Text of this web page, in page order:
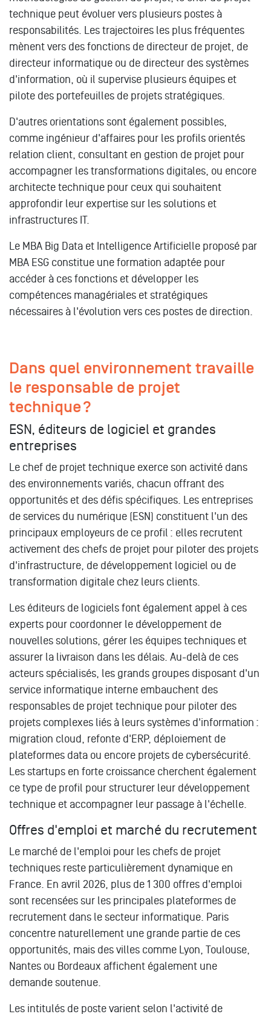
technique peut évoluer vers plusieurs postes à
responsabilités. Les trajectoires les plus fréquentes
mènent vers des fonctions de directeur de projet, de
directeur informatique ou de directeur des systèmes
d'information, où il supervise plusieurs équipes et
pilote des portefeuilles de projets stratégiques.
D'autres orientations sont également possibles,
comme ingénieur d'affaires pour les profils orientés
relation client, consultant en gestion de projet pour
accompagner les transformations digitales, ou encore
architecte technique pour ceux qui souhaitent
approfondir leur expertise sur les solutions et
infrastructures IT.
Le MBA Big Data et Intelligence Artificielle proposé par
MBA ESG constitue une formation adaptée pour
accéder à ces fonctions et développer les
compétences managériales et stratégiques
nécessaires à l'évolution vers ces postes de direction.
Dans quel environnement travaille
le responsable de projet
technique ?
ESN, éditeurs de logiciel et grandes
entreprises
Le chef de projet technique exerce son activité dans
des environnements variés, chacun offrant des
opportunités et des défis spécifiques. Les entreprises
de services du numérique (ESN) constituent l'un des
principaux employeurs de ce profil : elles recrutent
activement des chefs de projet pour piloter des projets
d'infrastructure, de développement logiciel ou de
transformation digitale chez leurs clients.
Les éditeurs de logiciels font également appel à ces
experts pour coordonner le développement de
nouvelles solutions, gérer les équipes techniques et
assurer la livraison dans les délais. Au-delà de ces
acteurs spécialisés, les grands groupes disposant d'un
service informatique interne embauchent des
responsables de projet technique pour piloter des
projets complexes liés à leurs systèmes d'information :
migration cloud, refonte d'ERP, déploiement de
plateformes data ou encore projets de cybersécurité.
Les startups en forte croissance cherchent également
ce type de profil pour structurer leur développement
technique et accompagner leur passage à l'échelle.
Offres d'emploi et marché du recrutement
Le marché de l'emploi pour les chefs de projet
techniques reste particulièrement dynamique en
France. En avril 2026, plus de 1 300 offres d'emploi
sont recensées sur les principales plateformes de
recrutement dans le secteur informatique. Paris
concentre naturellement une grande partie de ces
opportunités, mais des villes comme Lyon, Toulouse,
Nantes ou Bordeaux affichent également une
demande soutenue.
Les intitulés de poste varient selon l'activité de